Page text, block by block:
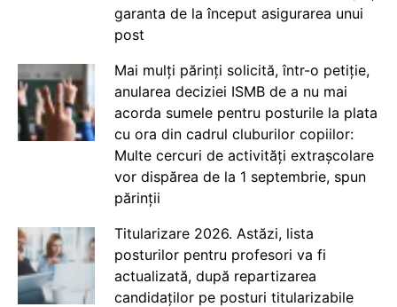
garanta de la început asigurarea unui
post
Mai mulți părinți solicită, într-o petiție,
anularea deciziei ISMB de a nu mai
acorda sumele pentru posturile la plata
cu ora din cadrul cluburilor copiilor:
Multe cercuri de activități extrașcolare
vor dispărea de la 1 septembrie, spun
părinții
Titularizare 2026. Astăzi, lista
posturilor pentru profesori va fi
actualizată, după repartizarea
candidaților pe posturi titularizabile